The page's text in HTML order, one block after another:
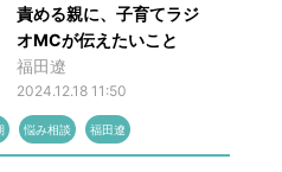
責める親に、子育てラジ
オMCが伝えたいこと
福田遼
2024.12.18 11:50
悩み相談 福田遼